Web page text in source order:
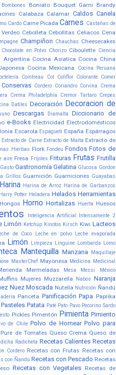
Bombones Boniato Bouquet Garni
Brandy
Calabaza Calamar Caldos Canela
Cardo Carne Picada Carnes Castañas de
Cebolleta Cebollitas Celiacos Cena
Champiñon Chauchas Cheesecakes
Chocolate en Polvo Chorizo Ciboulette Ciencia
Argentina Cocina Asiatica Cocina China
Cocina Mexicana Cocina Peruana
Cointreau Col Coliflor Colorante Comer
Conservas Cordero Coriandro Corvina
Crema
Crema Philadelphia Cremor Tartaro Crepes
Datiles Decoración Decoracion de
Descargas Diamalta
Diccionario de
e-Books Electricidad Electrodomésticos
Escarola Espagueti España Espárragos
Extracto de Carne Extracto de Malta Extracto de
Hierbas Flork Fondeu Fondos Fotos de
aire Fresa Frijoles Frituras Frutas Frutilla
Gasto Gastronomía Gelatina Glucosa Gordon
Grillos Guarnición Guarniciones Guayabas
Harina Harina de Arroz Harina de Garbanzos
Harry Potter Heladera Helados Herramientas
Hongos Horno Hortalizas Huerta Huesos
Inteligencia Artificial Intensamente 2
Limón Ketchup Kinotos Kirsch Kiwi Lacteos
de Coco Leche en polvo Leche evaporada
Limón Limpieza Linguine Lombarda Lomo
Mantequilla Manzana Maquillaje
MasterChef Mayonesa Medicina Medicinal
Mermeladas Mesa Messi México
Mujeres Muzzarella Nabos Naranja
Nuez Moscada Nutella Nutrición Ñandú
Panceta Panificación Papa Paprika
Pasteles Patata Paté Pato Pavo Pecorino Sardo
Pickles Pimentón Pimienta Pimiento
de Chile Polvo de Hornear Polvo para
Pure de Tomates Queso Crema Queso de
Radicheta Recetas Calientes Recetas
Cordero Recetas con Frutas Recetas con
con Ñandú Recetas con Pescado Recetas
Recetas con Vegetales Recetas de